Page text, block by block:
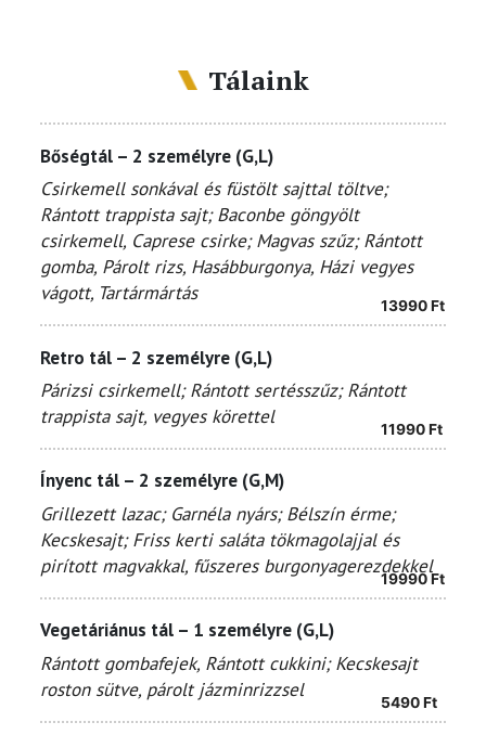
Tálaink
Bőségtál – 2 személyre (G,L)
Csirkemell sonkával és füstölt sajttal töltve;
Rántott trappista sajt; Baconbe göngyölt
csirkemell, Caprese csirke; Magvas szűz; Rántott
gomba, Párolt rizs, Hasábburgonya, Házi vegyes
vágott, Tartármártás
13990Ft
Retro tál – 2 személyre (G,L)
Párizsi csirkemell; Rántott sertésszűz; Rántott
trappista sajt, vegyes körettel
11990Ft
Ínyenc tál – 2 személyre (G,M)
Grillezett lazac; Garnéla nyárs; Bélszín érme;
Kecskesajt; Friss kerti saláta tökmagolajjal és
pirított magvakkal, fűszeres burgonyagerezdekkel
19990 Ft
Vegetáriánus tál – 1 személyre (G,L)
Rántott gombafejek, Rántott cukkini; Kecskesajt
roston sütve, párolt jázminrizzsel
5490Ft